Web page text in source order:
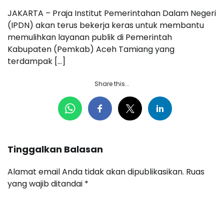
JAKARTA – Praja Institut Pemerintahan Dalam Negeri
(IPDN) akan terus bekerja keras untuk membantu
memulihkan layanan publik di Pemerintah
Kabupaten (Pemkab) Aceh Tamiang yang
terdampak […]
Share this...
Tinggalkan Balasan
Alamat email Anda tidak akan dipublikasikan. Ruas
yang wajib ditandai *